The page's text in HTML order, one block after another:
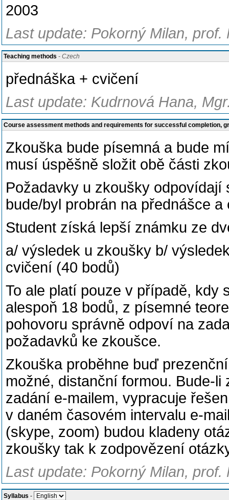
2003
Last update: Pokorný Milan,
Teaching methods - Czech
přednáška + cvičení
Last update: Kudrnová Hana,
Course assessment methods and requirements for successful completion,
Zkouška bude písemná a bude
musí úspěšně složit obě části
Požadavky u zkoušky
bude/byl probrán na přednášce a
Student získá lepší známku ze
a/ výsledek u zkoušky b/
cvičení (40 bodů)
To ale platí pouze v případě, kdy
alespoň 18 bodů, z písemné
pohovoru správně odpoví na
požadavků ke zkoušce.
Zkouška proběhne buď
možné, distanční formou. Bude-
zadání e-mailem, vypracuje
v daném časovém intervalu e-
(skype, zoom) budou kladeny
zkoušky tak k zodpovězení
Last update: Pokorný Milan,
Syllabus -